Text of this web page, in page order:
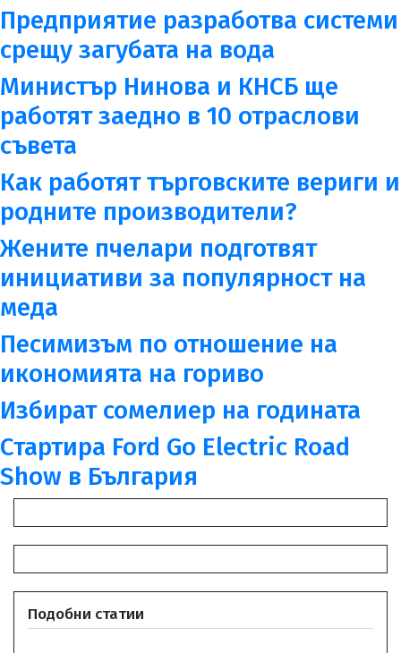
Предприятие разработва системи
срещу загубата на вода
Министър Нинова и КНСБ ще
работят заедно в 10 отраслови
съвета
Как работят търговските вериги и
родните производители?
Жените пчелари подготвят
инициативи за популярност на
меда
Песимизъм по отношение на
икономията на гориво
Избират сомелиер на годината
Стартира Ford Go Electric Road
Show в България
Подобни статии